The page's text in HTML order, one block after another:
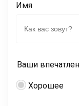
Имя
Ваши
Хорошее